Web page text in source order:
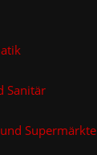
Sanitär
Supermärkte